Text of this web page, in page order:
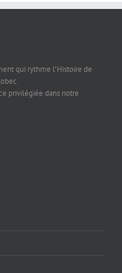
qui rythme l’Histoire de
privilégiée dans notre